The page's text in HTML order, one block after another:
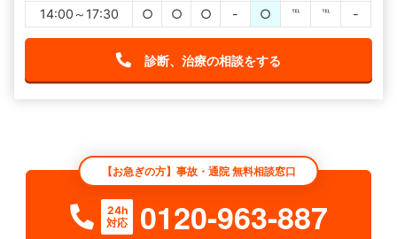
14:00～17:30
○ ○ ○ - ○ ℡ ℡ -
診断、治療の相談をする
【お急ぎの方】事故・通院 無料相談窓口
24h
対応
0120-963-887